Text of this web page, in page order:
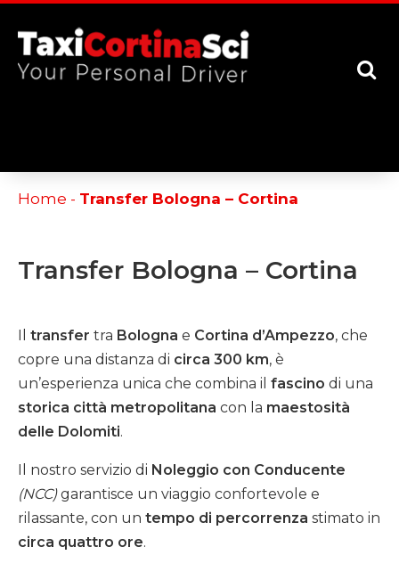
Home - Transfer Bologna – Cortina
Transfer Bologna – Cortina
Il transfer tra Bologna e Cortina d’Ampezzo, che
copre una distanza di circa 300 km, è
un’esperienza unica che combina il fascino di una
storica città metropolitana con la maestosità
delle Dolomiti.
Il nostro servizio di Noleggio con Conducente
(NCC)garantisce un viaggio confortevole e
rilassante, con un tempo di percorrenza stimato in
circa quattro ore.